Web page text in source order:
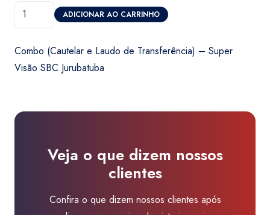
Combo
-
quantidade
ADICIONAR AO CARRINHO
Combo (Cautelar e Laudo de Transferência) – Super
Visão SBC Jurubatuba
Veja o que dizem nossos
clientes
Confira o que dizem nossos clientes após